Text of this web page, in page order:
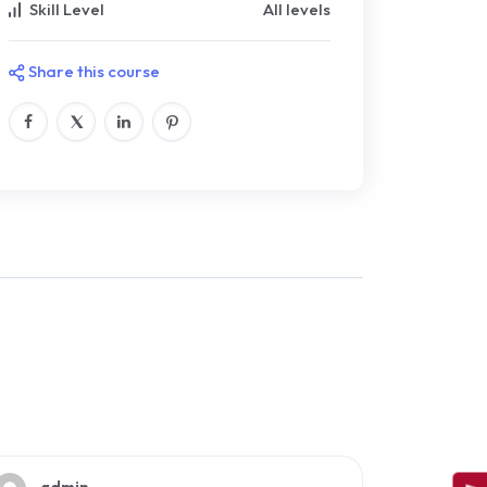
Skill Level All levels
Share this course